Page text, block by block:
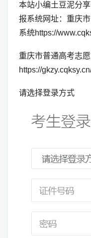
本站小编土豆泥分
报系统网址： 重庆
系统https://
重庆市普通高考志
https://
请选择登录方式